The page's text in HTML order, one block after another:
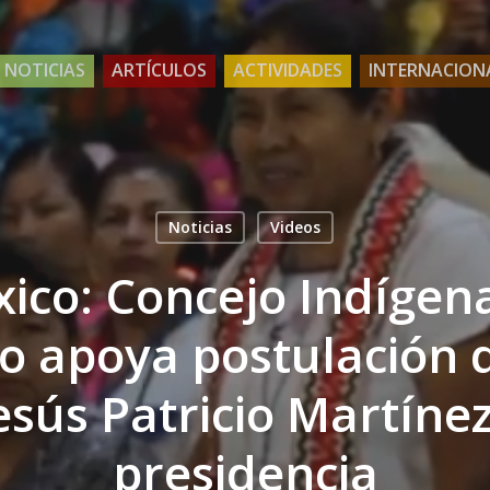
NOTICIAS ARTÍCULOS ACTIVIDADES
Noticias Videos
Concejo
apoya postulación
Patricio
presidencia